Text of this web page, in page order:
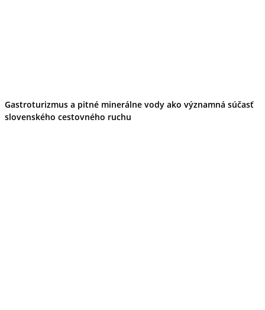
Gastroturizmus a pitné minerálne vody ako významná súčasť
slovenského cestovného ruchu